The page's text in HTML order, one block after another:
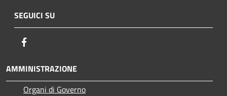
SEGUICI SU
AMMINISTRAZIONE
Organi di Governo